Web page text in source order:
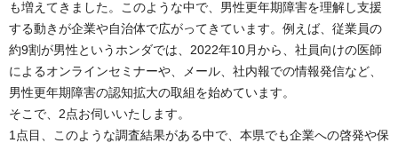
も増えてきました。このような中で、男性更年期障害を理解し支援
する動きが企業や自治体で広がってきています。例えば、従業員の
約9割が男性というホンダでは、2022年10月から、社員向けの医師
によるオンラインセミナーや、メール、社内報での情報発信など、
男性更年期障害の認知拡大の取組を始めています。
そこで、2点お伺いいたします。
1点目、このような調査結果がある中で、本県でも企業への啓発や保